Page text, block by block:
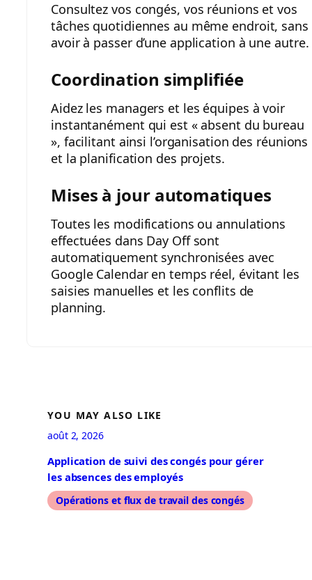
Consultez vos congés, vos réunions et vos
tâches quotidiennes au même endroit, sans
avoir à passer d’une application à une autre.
Coordination simplifiée
Aidez les managers et les équipes à voir
instantanément qui est « absent du bureau
», facilitant ainsi l’organisation des réunions
et la planification des projets.
Mises à jour automatiques
Toutes les modifications ou annulations
effectuées dans Day Off sont
automatiquement synchronisées avec
Google Calendar en temps réel, évitant les
saisies manuelles et les conflits de
planning.
YOU MAY ALSO LIKE
août 2, 2026
Application de suivi des congés pour gérer
les absences des employés
Opérations et flux de travail des congés